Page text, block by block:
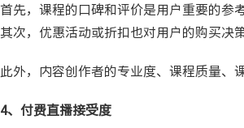
首先，课程的口碑和评价是用户重要的参
其次，优惠活动或折扣也对用户的购买决
此外，内容创作者的专业度、课程质量、
4、付费直播接受度